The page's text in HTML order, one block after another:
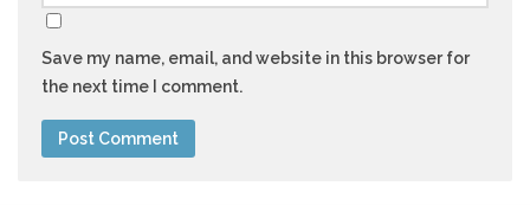
Save my name, email, and website in this browser for
the next time I comment.